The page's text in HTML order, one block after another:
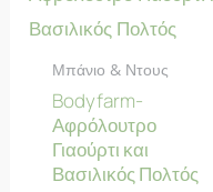
Μπάνιο & Ντους
Bodyfarm-
Αφρόλουτρο
Γιαούρτι και
Βασιλικός Πολτός